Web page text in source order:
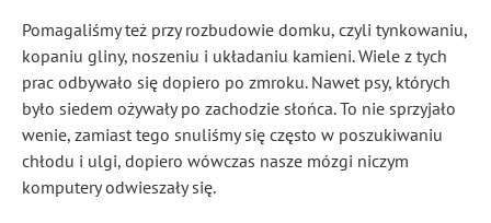
Pomagaliśmy też przy rozbudowie domku, czyli tynkowaniu,
kopaniu gliny, noszeniu i układaniu kamieni. Wiele z tych
prac odbywało się dopiero po zmroku. Nawet psy, których
było siedem ożywały po zachodzie słońca. To nie sprzyjało
wenie, zamiast tego snuliśmy się często w poszukiwaniu
chłodu i ulgi, dopiero wówczas nasze mózgi niczym
komputery odwieszały się.